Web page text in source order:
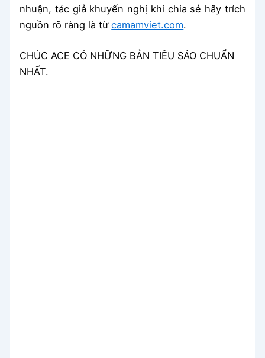
nhuận, tác giả khuyến nghị khi chia sẻ hãy trích
nguồn rõ ràng là từcamamviet.com.
CHÚC ACE CÓ NHỮNG BẢN TIÊU SÁO CHUẨN
NHẤT.